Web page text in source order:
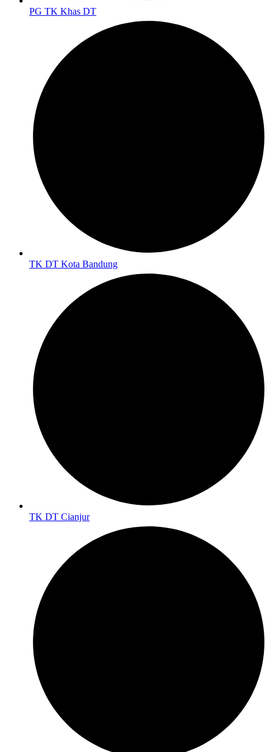
PG TK Khas DT
TK DT Kota Bandung
TK DT Cianjur